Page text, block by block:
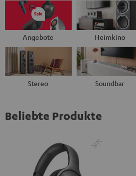
Angebote Heimkino
Stereo Soundbar
Beliebte Produkte